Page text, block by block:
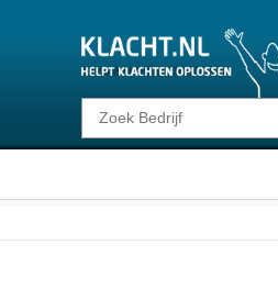
Klacht melden
Consumentenrecht